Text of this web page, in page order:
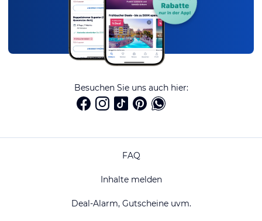
Besuchen Sie uns auch hier:
FAQ
Inhalte melden
Deal-Alarm, Gutscheine uvm.